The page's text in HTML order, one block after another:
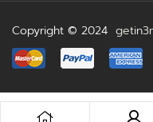
Copyright © 2024